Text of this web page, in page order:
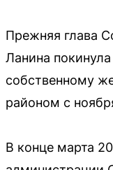
Прежняя глава
Ланина
собственному
районом с
В конце марта